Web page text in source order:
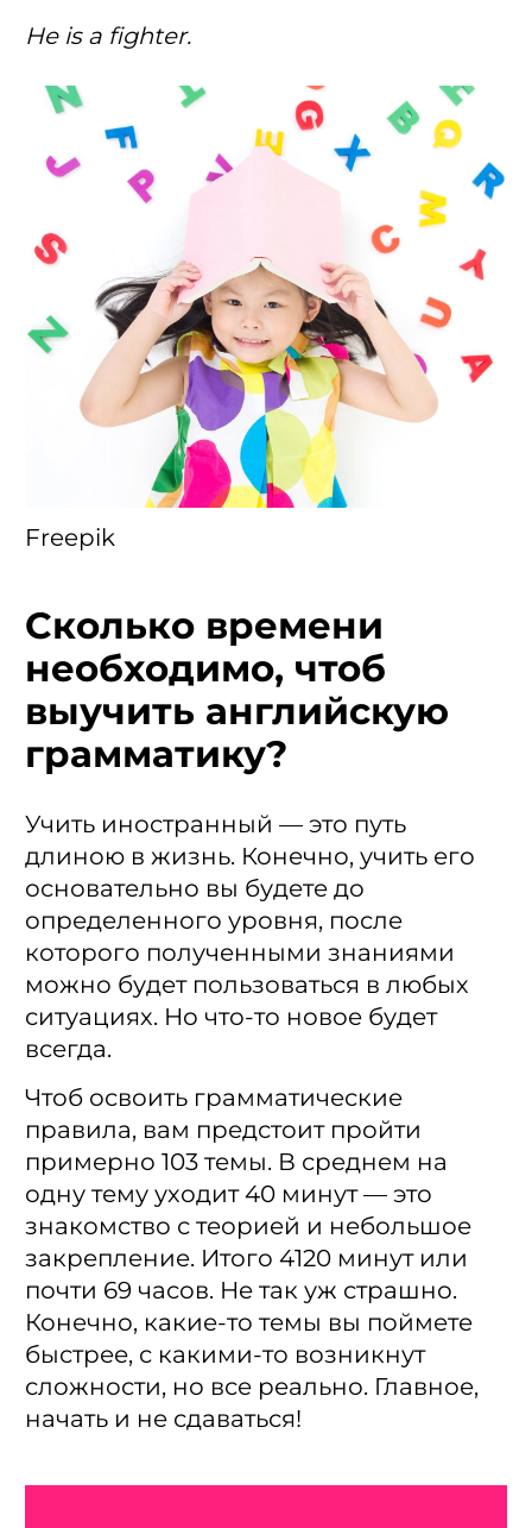
He is a fighter.
Freepik
Сколько времени
необходимо, чтоб
выучить английскую
грамматику?
Учить иностранный — это путь
длиною в жизнь. Конечно, учить его
основательно вы будете до
определенного уровня, после
которого полученными знаниями
можно будет пользоваться в любых
ситуациях. Но что-то новое будет
всегда.
Чтоб освоить грамматические
правила, вам предстоит пройти
примерно 103 темы. В среднем на
одну тему уходит 40 минут — это
знакомство с теорией и небольшое
закрепление. Итого 4120 минут или
почти 69 часов. Не так уж страшно.
Конечно, какие-то темы вы поймете
быстрее, с какими-то возникнут
сложности, но все реально. Главное,
начать и не сдаваться!